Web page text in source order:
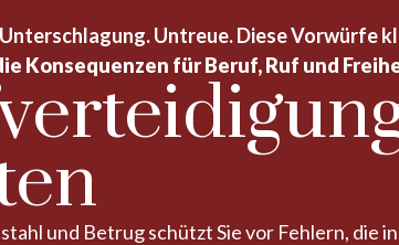
Untreue. Diese Vorwürfe
Konsequenzen für Beruf, Ruf und
und Betrug schützt Sie vor Fehlern, die